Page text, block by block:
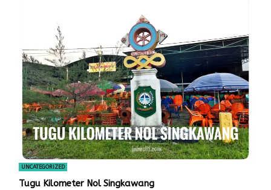
UNCATEGORIZED
Tugu Kilometer Nol Singkawang